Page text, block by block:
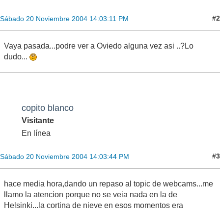
Sábado 20 Noviembre 2004 14:03:11 PM #2
Vaya pasada...podre ver a Oviedo alguna vez asi ..?Lo
dudo...
copito blanco
Visitante
En línea
Sábado 20 Noviembre 2004 14:03:44 PM #3
hace media hora,dando un repaso al topic de webcams...me
llamo la atencion porque no se veia nada en la de
Helsinki...la cortina de nieve en esos momentos era